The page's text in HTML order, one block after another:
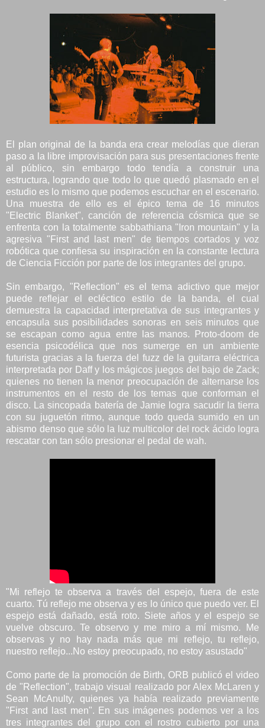
El plan original de la banda era crear melodías que dieran
paso a la libre improvisación para sus presentaciones frente
al público, sin embargo todo tendía a construir una
estructura, logrando que todo lo que quedó plasmado en el
estudio es lo mismo que podemos escuchar en el escenario.
Una muestra de ello es el épico tema de 16 minutos
"Electric Blanket", canción de referencia cósmica que se
enfrenta con la totalmente sabbathiana "Iron mountain" y la
agresiva "First and last men" de tiempos cortados y voz
robótica que confiesa su inspiración en la constante lectura
de Ciencia Ficción por parte de los integrantes del grupo.
Sin embargo, "Reflection" es el tema adictivo que mejor
puede reflejar el ecléctico estilo de la banda, el cual
demuestra la capacidad interpretativa de sus integrantes y
encapsula sus posibilidades sonoras en seis minutos que
se escapan como agua entre las manos. Proto-doom de
esencia psicodélica que nos sumerge en un ambiente
futurista gracias a la fuerza del fuzz de la guitarra eléctrica
interpretada por Daff y los mágicos juegos del bajo de Zack;
quienes no tienen la menor preocupación de alternarse los
instrumentos en el resto de los temas que conforman el
disco. La sincopada batería de Jamie logra sacudir la tierra
con su juguetón ritmo, aunque todo queda sumido en un
abismo denso que sólo la luz multicolor del rock ácido logra
rescatar con tan sólo presionar el pedal de wah.
"Mi reflejo te observa a través del espejo, fuera de este
cuarto. Tú reflejo me observa y es lo único que puedo ver. El
espejo está dañado, está roto. Siete años y el espejo se
vuelve obscuro. Te observo y me miro a mí mismo. Me
observas y no hay nada más que mi reflejo, tu reflejo,
nuestro reflejo...No estoy preocupado, no estoy asustado"
Como parte de la promoción de Birth, ORB publicó el video
de "Reflection", trabajo visual realizado por Alex McLaren y
Sean McAnulty, quienes ya había realizado previamente
"First and last men". En sus imágenes podemos ver a los
tres integrantes del grupo con el rostro cubierto por una